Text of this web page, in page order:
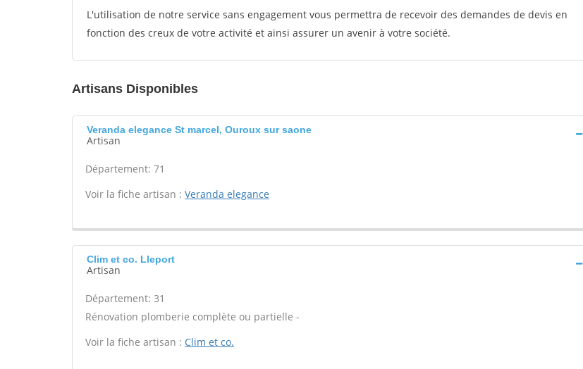
L'utilisation de notre service sans engagement vous permettra de recevoir des demandes de devis en
fonction des creux de votre activité et ainsi assurer un avenir à votre société.
Artisans Disponibles
Veranda elegance St marcel, Ouroux sur saone
Artisan
Département: 71
Voir la fiche artisan : Veranda elegance
Clim et co. Lleport
Artisan
Département: 31
Rénovation plomberie complète ou partielle -
Voir la fiche artisan : Clim et co.